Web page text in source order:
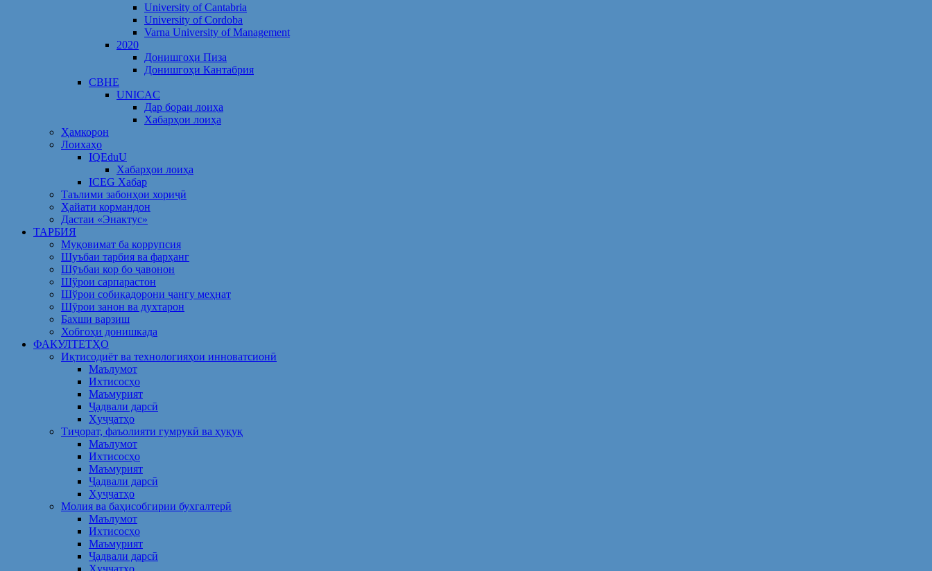
University of Cantabria
University of Cordoba
Varna University of Management
2020
Донишгоҳи Пиза
Донишгоҳи Кантабрия
CBHE
UNICAC
Дар бораи лоиҳа
Хабарҳои лоиҳа
Ҳамкорон
Лоихаҳо
IQEduU
Хабарҳои лоиҳа
ICEG Хабар
Таълими забонҳои хориҷӣ
Ҳайати кормандон
Дастаи «Энактус»
ТАРБИЯ
Муқовимат ба коррупсия
Шуъбаи тарбия ва фарҳанг
Шӯъбаи кор бо ҷавонон
Шўрои сарпарастон
Шўрои собиқадорони ҷангу меҳнат
Шӯрои занон ва духтарон
Бахши варзиш
Хобгоҳи донишкада
ФАКУЛТЕТҲО
Иқтисодиёт ва технологияҳои инноватсионӣ
Маълумот
Ихтисосҳо
Маъмурият
Ҷадвали дарсӣ
Ҳуҷҷатҳо
Тиҷорат, фаъолияти гумрукӣ ва ҳуқуқ
Маълумот
Ихтисосҳо
Маъмурият
Ҷадвали дарсӣ
Ҳуҷҷатҳо
Молия ва баҳисобгирии бухгалтерӣ
Маълумот
Ихтисосҳо
Маъмурият
Ҷадвали дарсӣ
Ҳуҷҷатҳо